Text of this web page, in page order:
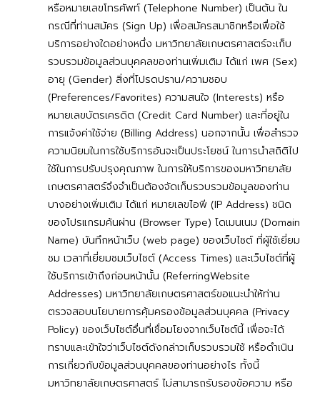
หรือหมายเลขโทรศัพท์ (Telephone Number) เป็นต้น ใน
กรณีที่ท่านสมัคร (Sign Up) เพื่อสมัครสมาชิกหรือเพื่อใช้
บริการอย่างใดอย่างหนึ่ง มหาวิทยาลัยเกษตรศาสตร์จะเก็บ
รวบรวมข้อมูลส่วนบุคคลของท่านเพิ่มเติม ได้แก่ เพศ (Sex)
อายุ (Gender) สิ่งที่โปรดปราน/ความชอบ
(Preferences/Favorites) ความสนใจ (Interests) หรือ
หมายเลขบัตรเครดิต (Credit Card Number) และที่อยู่ใน
การแจ้งค่าใช้จ่าย (Billing Address) นอกจากนั้น เพื่อสำรวจ
ความนิยมในการใช้บริการอันจะเป็นประโยชน์ ในการนำสถิติไป
ใช้ในการปรับปรุงคุณภาพ ในการให้บริการของมหาวิทยาลัย
เกษตรศาสตร์จึงจำเป็นต้องจัดเก็บรวบรวมข้อมูลของท่าน
บางอย่างเพิ่มเติม ได้แก่ หมายเลขไอพี (IP Address) ชนิด
ของโปรแกรมค้นผ่าน (Browser Type) โดเมนเนม (Domain
Name) บันทึกหน้าเว็บ (web page) ของเว็บไซต์ ที่ผู้ใช้เยี่ยม
ชม เวลาที่เยี่ยมชมเว็บไซต์ (Access Times) และเว็บไซต์ที่ผู้
ใช้บริการเข้าถึงก่อนหน้านั้น (ReferringWebsite
Addresses) มหาวิทยาลัยเกษตรศาสตร์ขอแนะนำให้ท่าน
ตรวจสอบนโยบายการคุ้มครองข้อมูลส่วนบุคคล (Privacy
Policy) ของเว็บไซต์อื่นที่เชื่อมโยงจากเว็บไซต์นี้ เพื่อจะได้
ทราบและเข้าใจว่าเว็บไซต์ดังกล่าวเก็บรวบรวมใช้ หรือดำเนิน
การเกี่ยวกับข้อมูลส่วนบุคคลของท่านอย่างไร ทั้งนี้
มหาวิทยาลัยเกษตรศาสตร์ ไม่สามารถรับรองข้อความ หรือ